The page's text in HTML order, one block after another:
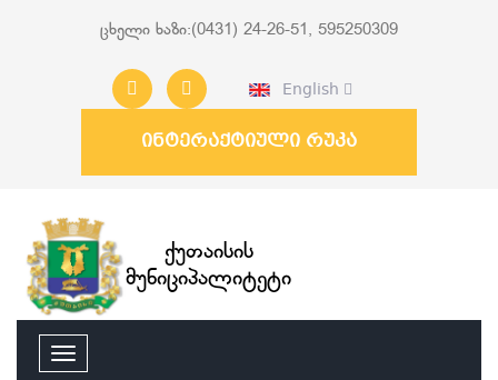
ცხელი ხაზი:(0431) 24-26-51, 595250309
English
ინტერაქტიული რუკა
ქუთაისის
მუნიციპალიტეტი